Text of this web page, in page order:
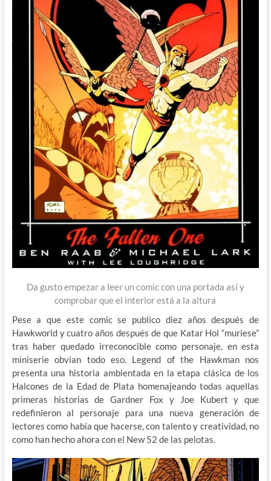
Da gusto empezar a leer un comic con una portada así y
comprobar que el interior está a la altura
Pese a que este comic se publico diez años después de
Hawkworld y cuatro años después de que Katar Hol “muriese”
tras haber quedado irreconocible como personaje, en esta
miniserie obvian todo eso. Legend of the Hawkman nos
presenta una historia ambientada en la etapa clásica de los
Halcones de la Edad de Plata homenajeando todas aquellas
primeras historias de Gardner Fox y Joe Kubert y que
redefinieron al personaje para una nueva generación de
lectores como había que hacerse, con talento y creatividad, no
como han hecho ahora con el New 52 de las pelotas.